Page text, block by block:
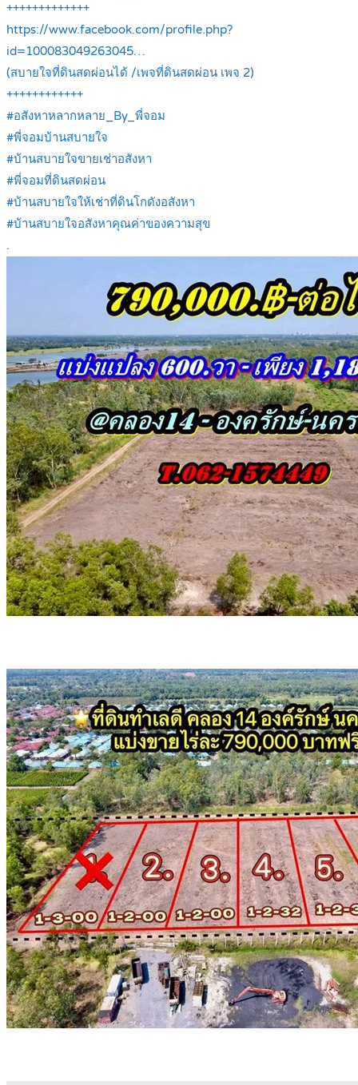
+++++++++++++
https://www.facebook.com/profile.php?
id=100083049263045…
(สบายใจที่ดินสดผ่อนได้ /เพจที่ดินสดผ่อน เพจ 2)
++++++++++++
#อสังหาหลากหลาย_By_พี่จอม
#พี่จอมบ้านสบายใจ
#บ้านสบายใจขายเช่าอสังหา
#พี่จอมที่ดินสดผ่อน
#บ้านสบายใจให้เช่าที่ดินโกดังอสังหา
#บ้านสบายใจอสังหาคุณค่าของความสุข
.